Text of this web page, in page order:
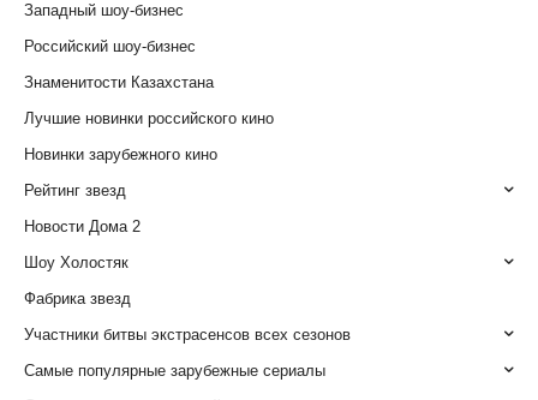
Западный шоу-бизнес
Российский шоу-бизнес
Знаменитости Казахстана
Лучшие новинки российского кино
Новинки зарубежного кино
Рейтинг звезд
Новости Дома 2
Шоу Холостяк
Фабрика звезд
Участники битвы экстрасенсов всех сезонов
Самые популярные зарубежные сериалы